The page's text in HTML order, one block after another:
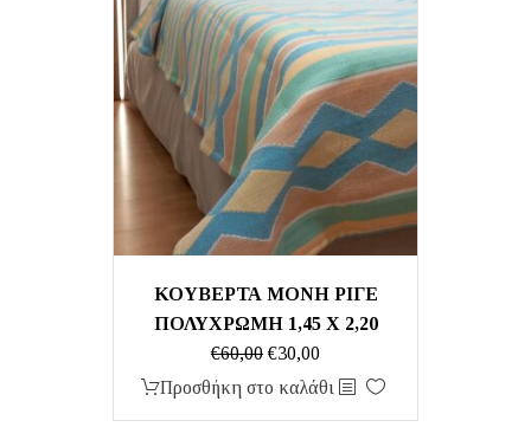
ΚΟΥΒΕΡΤΑ ΜΟΝΗ ΡΙΓΕ
ΠΟΛΥΧΡΩΜΗ 1,45 Χ 2,20
€60,00 Original
price
€30,00Η
τρέχουσα
Προσθήκη στο καλάθι